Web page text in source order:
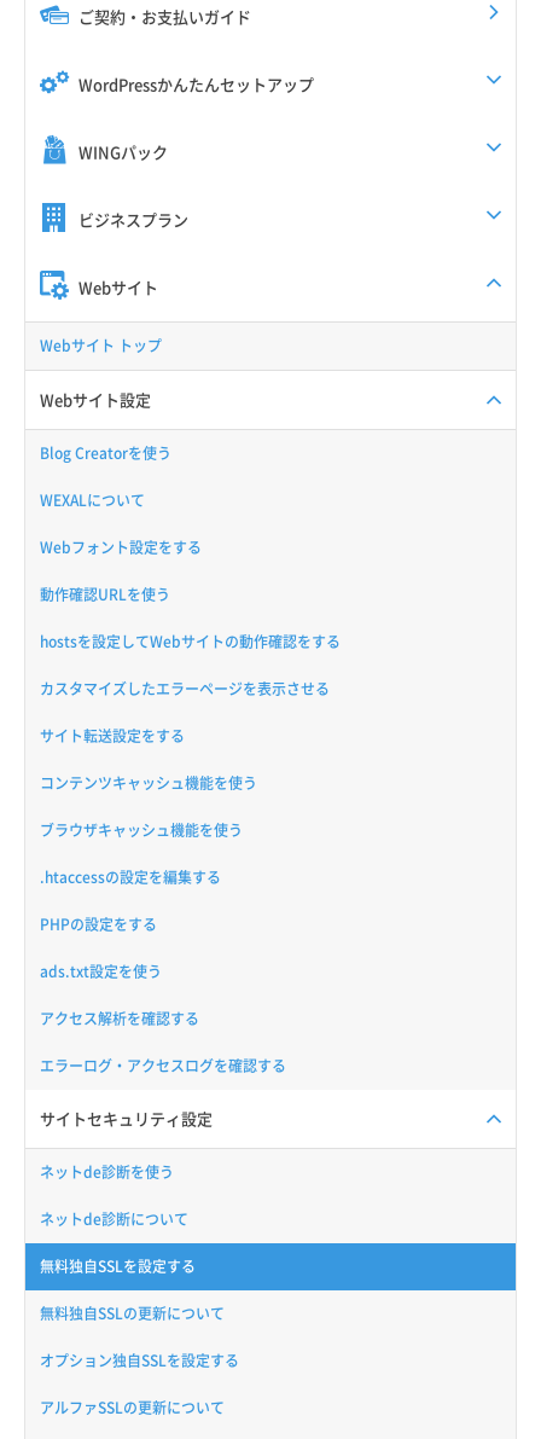
ご契約・お支払いガイド
WordPressかんたんセットアップ
WINGパック
ビジネスプラン
Webサイト
Webサイト トップ
Webサイト設定
Blog Creatorを使う
WEXALについて
Webフォント設定をする
動作確認URLを使う
hostsを設定してWebサイトの動作確認をする
カスタマイズしたエラーページを表示させる
サイト転送設定をする
コンテンツキャッシュ機能を使う
ブラウザキャッシュ機能を使う
.htaccessの設定を編集する
PHPの設定をする
ads.txt設定を使う
アクセス解析を確認する
エラーログ・アクセスログを確認する
サイトセキュリティ設定
ネットde診断を使う
ネットde診断について
無料独自SSLを設定する
無料独自SSLの更新について
オプション独自SSLを設定する
アルファSSLの更新について